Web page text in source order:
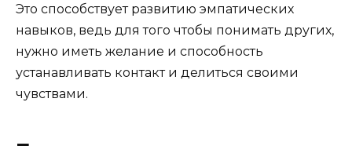
Это способствует развитию эмпатических
навыков, ведь для того чтобы понимать других,
нужно иметь желание и способность
устанавливать контакт и делиться своими
чувствами.